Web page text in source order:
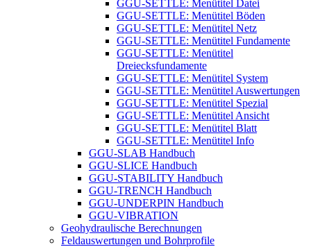
GGU-SETTLE: Menütitel Datei
GGU-SETTLE: Menütitel Böden
GGU-SETTLE: Menütitel Netz
GGU-SETTLE: Menütitel Fundamente
GGU-SETTLE: Menütitel
Dreiecksfundamente
GGU-SETTLE: Menütitel System
GGU-SETTLE: Menütitel Auswertungen
GGU-SETTLE: Menütitel Spezial
GGU-SETTLE: Menütitel Ansicht
GGU-SETTLE: Menütitel Blatt
GGU-SETTLE: Menütitel Info
GGU-SLAB Handbuch
GGU-SLICE Handbuch
GGU-STABILITY Handbuch
GGU-TRENCH Handbuch
GGU-UNDERPIN Handbuch
GGU-VIBRATION
Geohydraulische Berechnungen
Feldauswertungen und Bohrprofile